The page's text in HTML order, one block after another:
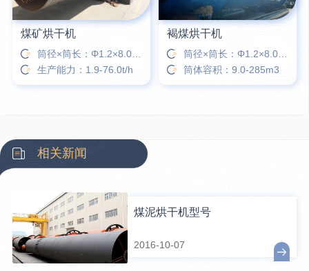
煤矿烘干机
筒径×筒长：Φ1.2×8.0m-Φ3.6×28m
生产能力：1.9-76.0t/h
褐煤烘干机
筒径×筒长：Φ1.2×8.0m-Φ3.6×28m
筒体容积：9.0-285m3
相关新闻
煤泥烘干机型号
2016-10-07